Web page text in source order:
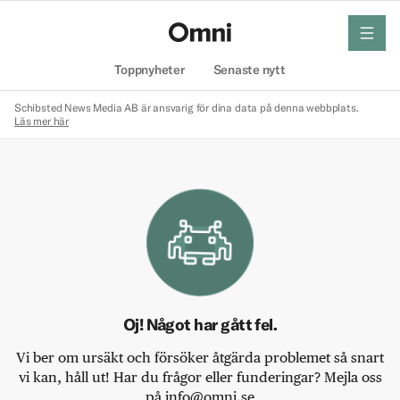
Toppnyheter Senaste nytt
meny
Schibsted News Media AB är ansvarig för dina data på denna webbplats.
Läs mer här
Oj! Något har gått fel.
Vi ber om ursäkt och försöker åtgärda problemet så snart
vi kan, håll ut! Har du frågor eller funderingar? Mejla oss